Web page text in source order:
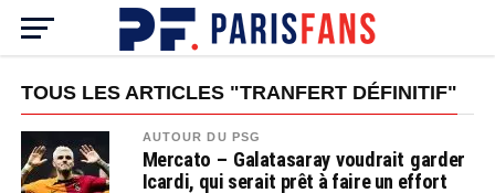
TOUS LES ARTICLES "TRANFERT DÉFINITIF"
AUTOUR DU PSG
Mercato – Galatasaray voudrait garder
Icardi, qui serait prêt à faire un effort